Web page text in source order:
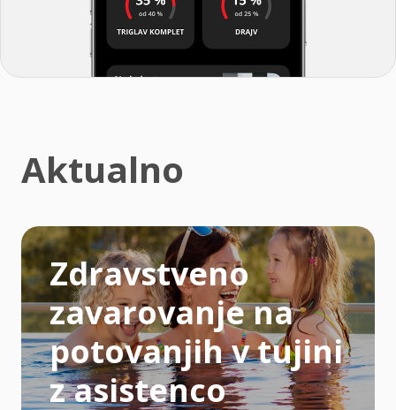
Aktualno
Zdravstveno
zavarovanje na
potovanjih v tujini
z asistenco